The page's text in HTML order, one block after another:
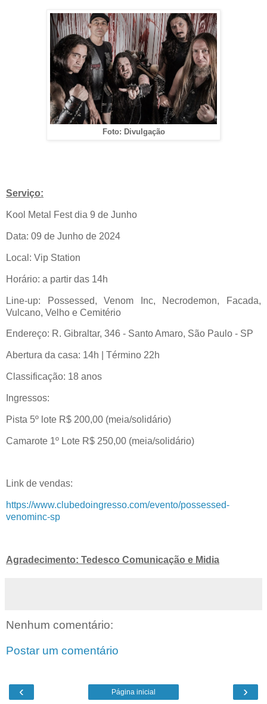
Foto: Divulgação
Serviço:
Kool Metal Fest dia 9 de Junho
Data: 09 de Junho de 2024
Local: Vip Station
Horário: a partir das 14h
Line-up: Possessed, Venom Inc, Necrodemon, Facada,
Vulcano, Velho e Cemitério
Endereço: R. Gibraltar, 346 - Santo Amaro, São Paulo - SP
Abertura da casa: 14h | Término 22h
Classificação: 18 anos
Ingressos:
Pista 5º lote R$ 200,00 (meia/solidário)
Camarote 1º Lote R$ 250,00 (meia/solidário)
Link de vendas:
https://www.clubedoingresso.com/evento/possessed-
venominc-sp
Agradecimento: Tedesco Comunicação e Midia
Nenhum comentário:
Postar um comentário
‹ ›
Página inicial